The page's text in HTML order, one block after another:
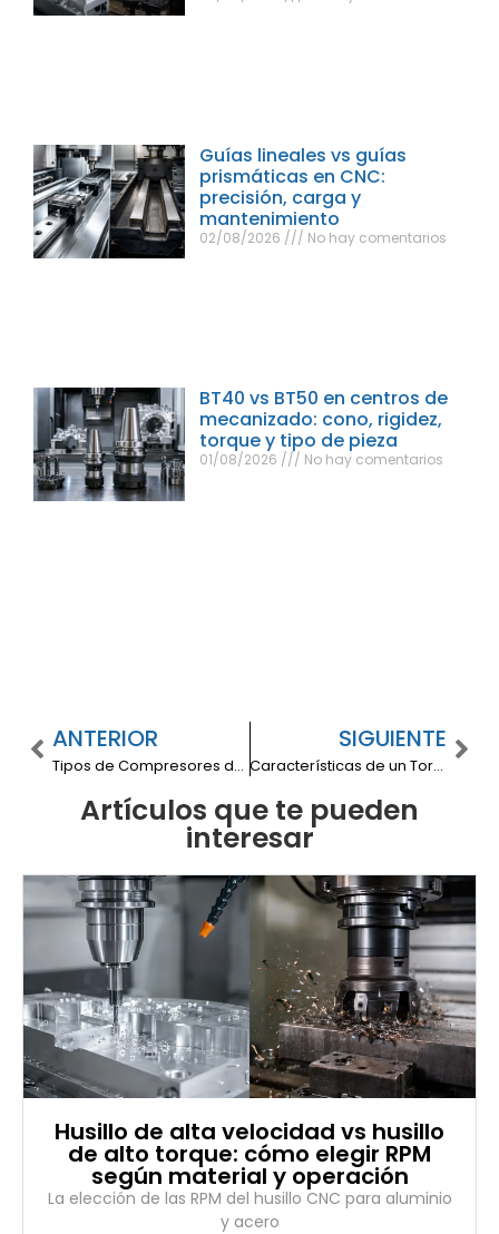
Guías lineales vs guías
prismáticas en CNC:
precisión, carga y
mantenimiento
02/08/2026 No hay comentarios
BT40 vs BT50 en centros de
mecanizado: cono, rigidez,
torque y tipo de pieza
01/08/2026 No hay comentarios
ANTERIOR
Tipos de Compresores de Aire Disponibles en Aeromaquinados
SIGUIENTE
Características de un Torno Paralelo y su Importancia
Artículos que te pueden
interesar
Husillo de alta velocidad vs husillo
de alto torque: cómo elegir RPM
según material y operación
La elección de las RPM del husillo CNC para aluminio
y acero